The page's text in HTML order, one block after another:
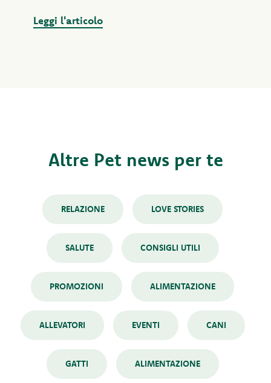
Leggi l'articolo
Altre Pet news per te
RELAZIONE LOVE STORIES
SALUTE CONSIGLI UTILI
PROMOZIONI ALIMENTAZIONE
ALLEVATORI EVENTI CANI
GATTI ALIMENTAZIONE